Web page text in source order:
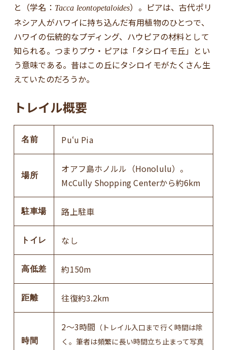
と（学名： Tacca leontopetaloides）。ピアは、古代ポリ
ネシア人がハワイに持ち込んだ有用植物のひとつで、
ハワイの伝統的なプディング、ハウピアの材料として
知られる。つまりプウ・ピアは「タシロイモ丘」とい
う意味である。昔はこの丘にタシロイモがたくさん生
えていたのだろうか。
トレイル概要
名前 Puʻu Pia
場所
オアフ島ホノルル（Honolulu）。
McCully Shopping Centerから約6km
駐車場 路上駐車
トイレ なし
高低差 約150m
距離 往復約3.2km
時間
2～3時間 （トレイル入口まで行く時間は除
く。筆者は頻繁に長い時間立ち止まって写真